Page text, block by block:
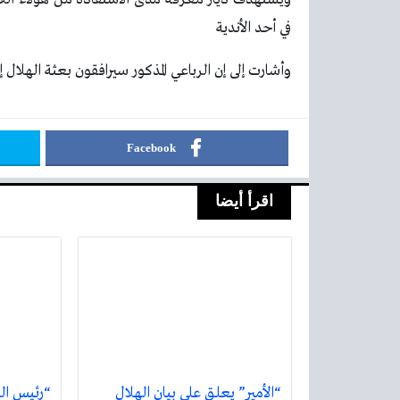
في أحد الأندية
وأشارت إلى إن الرباعي المذكور سيرافقون بعثة
Facebook
اقرأ أيضا
“الأمير” يعلق على بيان الهلال “رئيس